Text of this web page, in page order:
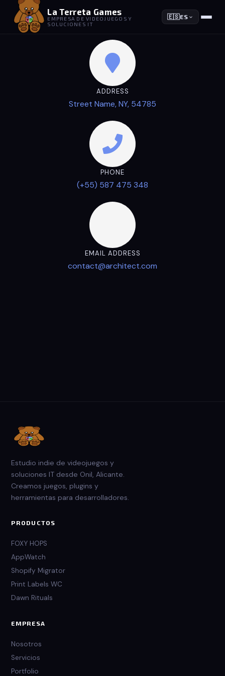
La Terreta Games
EMPRESA DE VIDEOJUEGOS Y
SOLUCIONES IT
🇪🇸ES
ADDRESS
Street Name, NY, 54785
PHONE
(+55) 587 475 348
EMAIL ADDRESS
contact@architect.com
Estudio indie de videojuegos y
soluciones IT desde Onil, Alicante.
Creamos juegos, plugins y
herramientas para desarrolladores.
PRODUCTOS
FOXY HOPS
AppWatch
Shopify Migrator
Print Labels WC
Dawn Rituals
EMPRESA
Nosotros
Servicios
Portfolio